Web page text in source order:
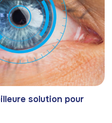
solution pour